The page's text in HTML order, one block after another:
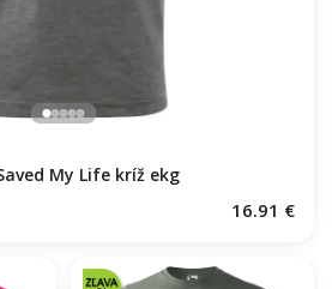
My Life kríž ekg
16.91 €